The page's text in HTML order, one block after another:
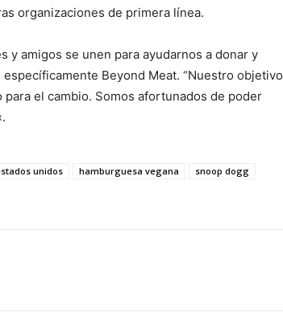
organizaciones de primera línea.
y amigos se unen para ayudarnos a donar y
Beyond Meat. “Nuestro objetivo
el cambio. Somos afortunados de poder
unidos hamburguesa vegana
snoop dogg